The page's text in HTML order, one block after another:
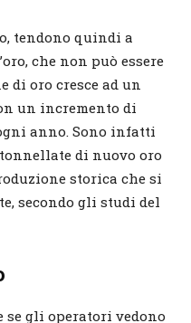
tendono quindi a
che non può essere
di oro cresce ad un
un incremento di
anno. Sono infatti
tonnellate di nuovo oro
storica che si
secondo gli studi del
se gli operatori vedono